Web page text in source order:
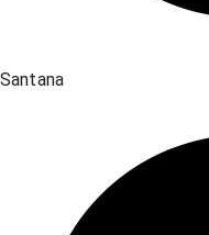
Santana